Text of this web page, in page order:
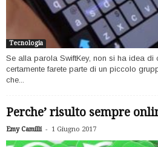
Tecnologia
Se alla parola SwiftKey, non si ha idea di
certamente farete parte di un piccolo
che...
Perche’ risulto sempre
Emy Camilli - 1 Giugno 2017